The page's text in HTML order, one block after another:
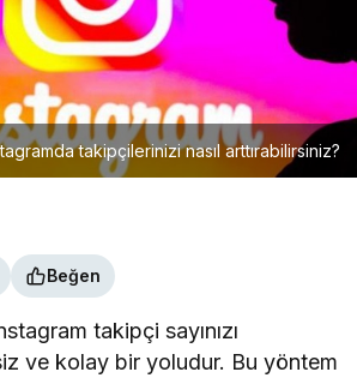
takipçilerinizi nasıl arttırabilirsiniz?
Beğen
takipçi sayınızı
ve kolay bir yoludur. Bu yöntem